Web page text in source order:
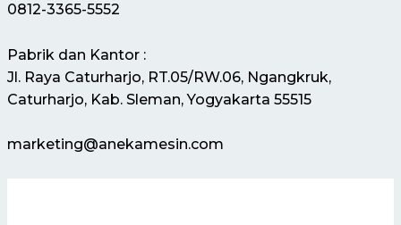
0812-3365-5552
Pabrik dan Kantor :
Jl. Raya Caturharjo, RT.05/RW.06, Ngangkruk,
Caturharjo, Kab. Sleman, Yogyakarta 55515
marketing@anekamesin.com